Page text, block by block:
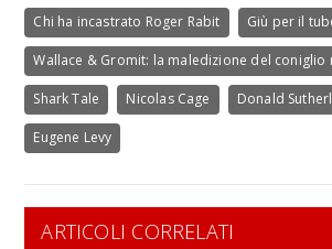
Chi ha incastrato Roger Rabit Giù per il
Wallace & Gromit: la maledizione del coniglio
Shark Tale Nicolas Cage Donald
Eugene Levy
ARTICOLI CORRELATI